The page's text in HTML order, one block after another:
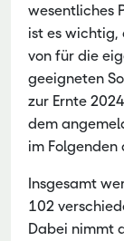
wesentliches
ist es wichtig,
von für die
geeigneten
zur Ernte
dem
im
Insgesamt
102
Dabei nimmt